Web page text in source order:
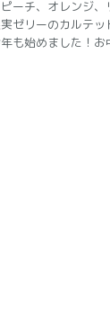
ピーチ、オレンジ
ゼリーのカルテッ
も始めました！お